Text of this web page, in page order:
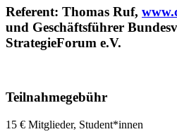
Referent: Thomas Ruf,
und Geschäftsführer
StrategieForum e.V.
Teilnahmegebühr
15 € Mitglieder, Student*innen